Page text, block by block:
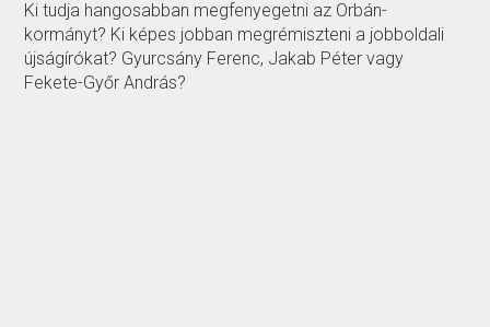
Ki tudja hangosabban megfenyegetni az Orbán-
kormányt? Ki képes jobban megrémiszteni a jobboldali
újságírókat? Gyurcsány Ferenc, Jakab Péter vagy
Fekete-Győr András?